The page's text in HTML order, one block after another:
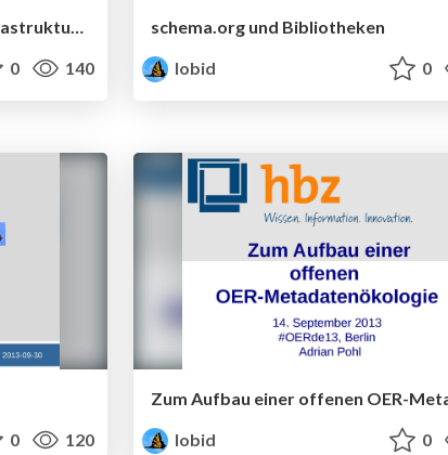
Vorstellung der offenen hbz-Infrastruktur für Bibliotheksdaten
0 140
schema.org und Bibliotheken
lobid
0
0 120
lobid
0